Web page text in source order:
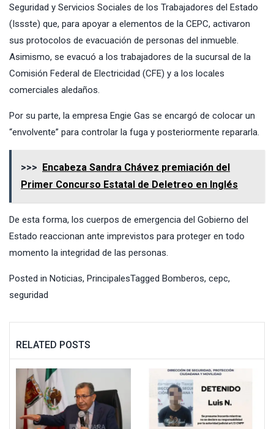
Seguridad y Servicios Sociales de los Trabajadores del Estado
(Issste) que, para apoyar a elementos de la CEPC, activaron
sus protocolos de evacuación de personas del inmueble.
Asimismo, se evacuó a los trabajadores de la sucursal de la
Comisión Federal de Electricidad (CFE) y a los locales
comerciales aledaños.
Por su parte, la empresa Engie Gas se encargó de colocar un
“envolvente” para controlar la fuga y posteriormente repararla.
>>> Encabeza Sandra Chávez premiación del
Primer Concurso Estatal de Deletreo en Inglés
De esta forma, los cuerpos de emergencia del Gobierno del
Estado reaccionan ante imprevistos para proteger en todo
momento la integridad de las personas.
Posted in Noticias, PrincipalesTagged Bomberos, cepc,
seguridad
RELATED POSTS